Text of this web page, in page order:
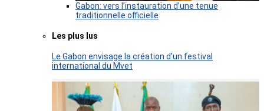
Gabon: vers l’instauration d’une tenue
traditionnelle officielle
Les plus lus
Le Gabon envisage la création d’un festival
international du Mvet